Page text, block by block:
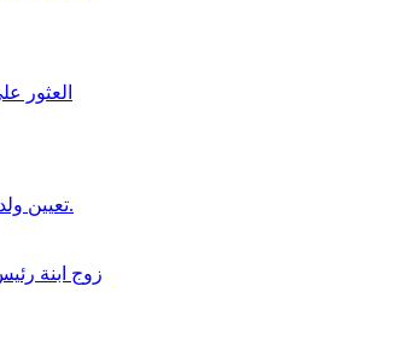
العثور
تعيين ولد داهي رئيسًا للجنة الوطنية لحقوق الإنسان.